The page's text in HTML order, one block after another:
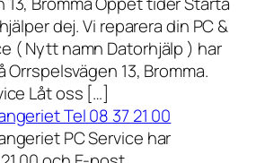
dej. Vi reparera din PC &
( Nytt namn Datorhjälp ) har
Orrspelsvägen 13, Bromma.
Låt oss […]
Tel 08 37 21 00
PC Service har